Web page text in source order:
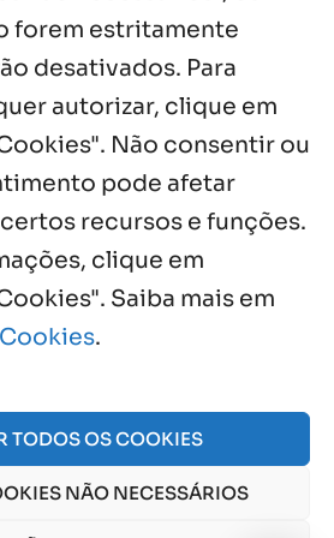
forem estritamente
desativados. Para
autorizar, clique em
Não consentir ou
pode afetar
recursos e funções.
clique em
Saiba mais em
.
TODOS OS COOKIES
NÃO NECESSÁRIOS